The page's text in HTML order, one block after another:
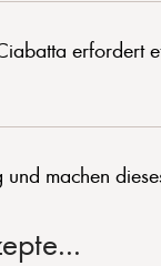
erfordert
machen